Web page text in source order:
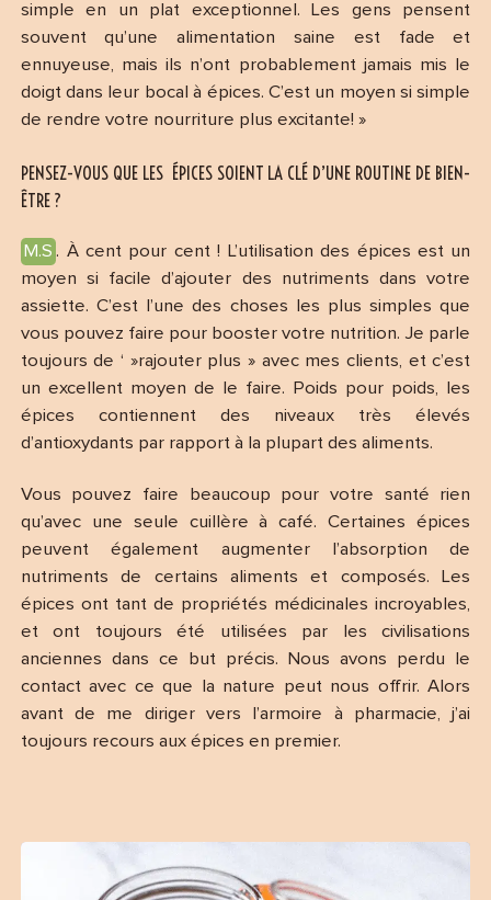
simple en un plat exceptionnel. Les gens pensent
souvent qu’une alimentation saine est fade et
ennuyeuse, mais ils n’ont probablement jamais mis le
doigt dans leur bocal à épices. C’est un moyen si simple
de rendre votre nourriture plus excitante! »
PENSEZ-VOUS QUE LES ÉPICES SOIENT LA CLÉ D’UNE ROUTINE DE BIEN-
ÊTRE ?
M.S . À cent pour cent ! L’utilisation des épices est un
moyen si facile d’ajouter des nutriments dans votre
assiette. C’est l’une des choses les plus simples que
vous pouvez faire pour booster votre nutrition. Je parle
toujours de ‘ »rajouter plus » avec mes clients, et c’est
un excellent moyen de le faire. Poids pour poids, les
épices contiennent des niveaux très élevés
d’antioxydants par rapport à la plupart des aliments.
Vous pouvez faire beaucoup pour votre santé rien
qu’avec une seule cuillère à café. Certaines épices
peuvent également augmenter l’absorption de
nutriments de certains aliments et composés. Les
épices ont tant de propriétés médicinales incroyables,
et ont toujours été utilisées par les civilisations
anciennes dans ce but précis. Nous avons perdu le
contact avec ce que la nature peut nous offrir. Alors
avant de me diriger vers l’armoire à pharmacie, j’ai
toujours recours aux épices en premier.